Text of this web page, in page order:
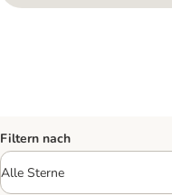
Filtern nach